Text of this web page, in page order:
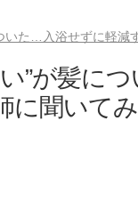
いた…入浴せずに軽
”が髪に
聞いて